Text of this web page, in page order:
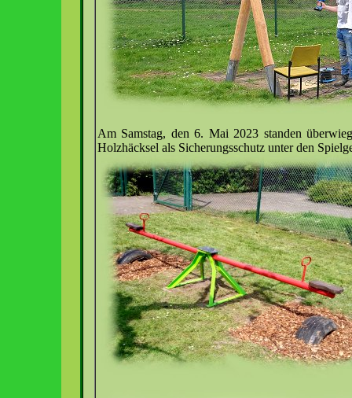
Am Samstag, den 6. Mai 2023 standen
Holzhäcksel als Sicherungsschutz unter den